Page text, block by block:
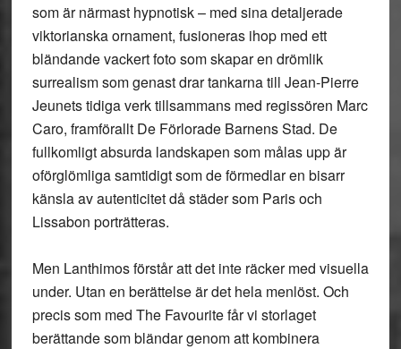
som är närmast hypnotisk – med sina detaljerade
viktorianska ornament, fusioneras ihop med ett
bländande vackert foto som skapar en drömlik
surrealism som genast drar tankarna till Jean-Pierre
Jeunets tidiga verk tillsammans med regissören Marc
Caro, framförallt De Förlorade Barnens Stad. De
fullkomligt absurda landskapen som målas upp är
oförglömliga samtidigt som de förmedlar en bisarr
känsla av autenticitet då städer som Paris och
Lissabon porträtteras.
Men Lanthimos förstår att det inte räcker med visuella
under. Utan en berättelse är det hela menlöst. Och
precis som med The Favourite får vi storlaget
berättande som bländar genom att kombinera